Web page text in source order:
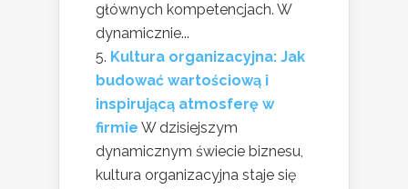
głównych kompetencjach. W
dynamicznie...
Kultura organizacyjna: Jak
budować wartościową i
inspirującą atmosferę w
firmie W dzisiejszym
dynamicznym świecie biznesu,
kultura organizacyjna staje się